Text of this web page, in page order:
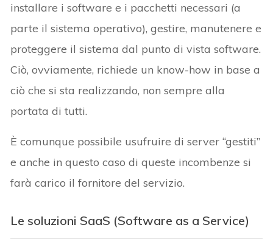
installare i software e i pacchetti necessari (a
parte il sistema operativo), gestire, manutenere e
proteggere il sistema dal punto di vista software.
Ciò, ovviamente, richiede un know-how in base a
ciò che si sta realizzando, non sempre alla
portata di tutti.
È comunque possibile usufruire di server “gestiti”
e anche in questo caso di queste incombenze si
farà carico il fornitore del servizio.
Le soluzioni SaaS (Software as a Service)